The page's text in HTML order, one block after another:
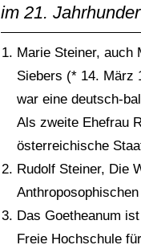
im 21.
Marie Steiner, auch
Siebers (* 14. März
war eine deutsch-
Als zweite Ehefrau
österreichische
Rudolf Steiner, Die
Das Goetheanum
Freie Hochschule